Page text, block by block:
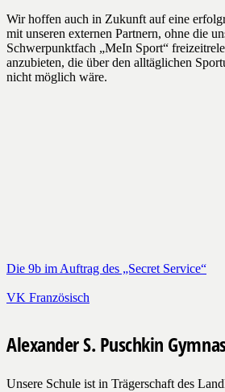
Wir hoffen auch in Zukunft auf eine
mit unseren externen Partnern, ohne die
Schwerpunktfach „MeIn Sport“
anzubieten, die über den alltäglichen
nicht möglich wäre.
Die 9b im Auftrag des „Secret Service“
VK Französisch
Alexander S. Puschkin
Unsere Schule ist in Trägerschaft des